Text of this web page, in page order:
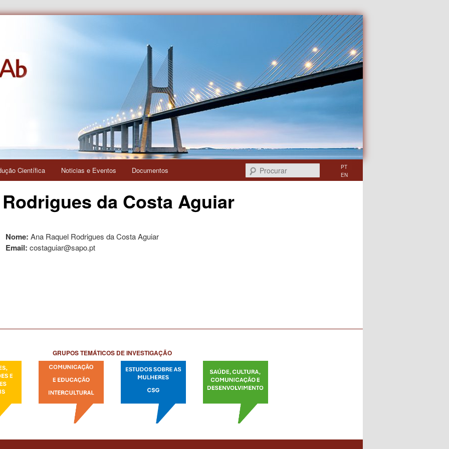
Científica Noticias e Eventos Documentos Procurar
PT
EN
da Costa Aguiar
Nome: Ana Raquel Rodrigues da Costa Aguiar
Email: costaguiar@sapo.pt
GRUPOS TEMÁTICOS DE INVESTIGAÇÃO